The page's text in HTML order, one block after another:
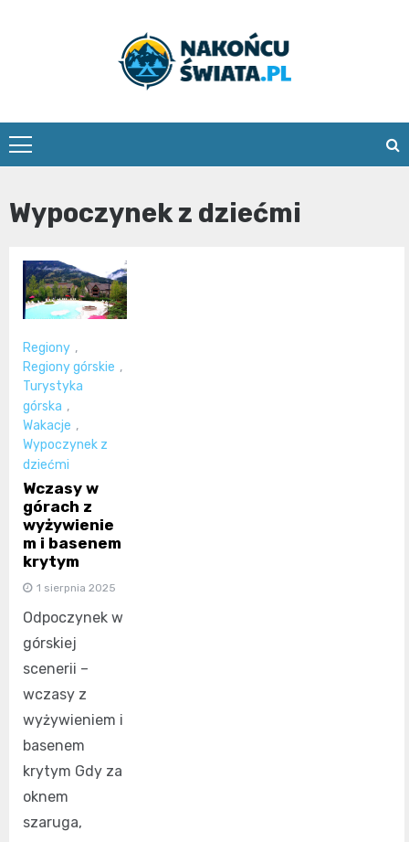
Wypoczynek z dziećmi
Regiony ,
Regiony górskie ,
Turystyka
górska ,
Wakacje ,
Wypoczynek z
dziećmi
Wczasy w
górach z
wyżywienie
m i basenem
krytym
1 sierpnia 2025
Odpoczynek w
górskiej
scenerii –
wczasy z
wyżywieniem i
basenem
krytym Gdy za
oknem
szaruga,